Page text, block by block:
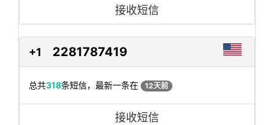
接收短信
+1 2281787419
总共318条短信，最新一条在 12天前
接收短信